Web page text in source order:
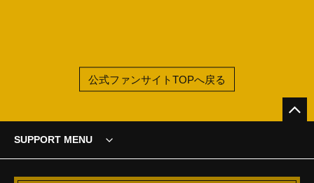
公式ファンサイトTOPへ戻る
SUPPORT MENU